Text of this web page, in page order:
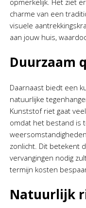
opmerkelijk. Het ziet
charme van een
visuele
aan jouw huis,
Duurzaam
Daarnaast biedt een
natuurlijke
Kunststof riet gaat
omdat het bestand is
zonlicht. Dit betekent
vervangingen nodig
termijn kosten
Natuurlijk